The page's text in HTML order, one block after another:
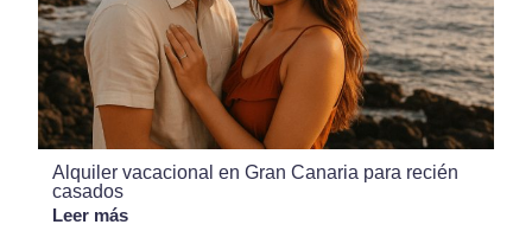
Alquiler vacacional en Gran Canaria para recién
casados
Leer más